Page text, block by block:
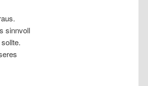
sinnvoll